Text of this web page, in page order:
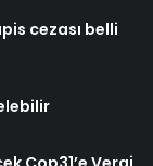
cezası belli